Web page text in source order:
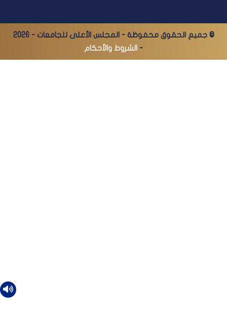
© جميع الحقوق محفوظة - المجلس الأعلى للجامعات - 2026
- الشروط والأحكام